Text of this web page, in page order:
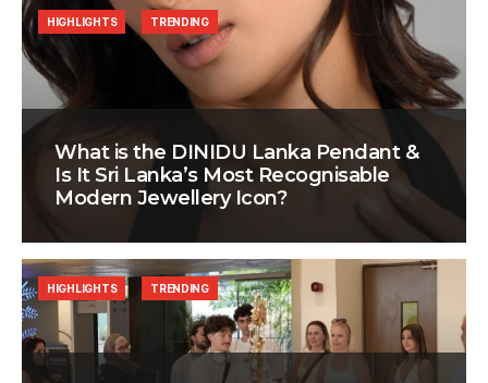
What is the DINIDU Lanka Pendant &
Is It Sri Lanka’s Most Recognisable
Modern Jewellery Icon?
HIGHLIGHTS TRENDING
HIGHLIGHTS TRENDING